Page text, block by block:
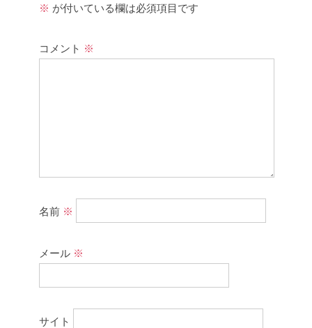
※ が付いている欄は必須項目です
コメント ※
名前 ※
メール ※
サイト